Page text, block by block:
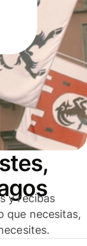
y recibas
que necesitas,